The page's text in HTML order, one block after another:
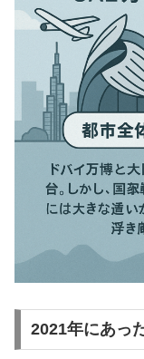
2021年にあっ